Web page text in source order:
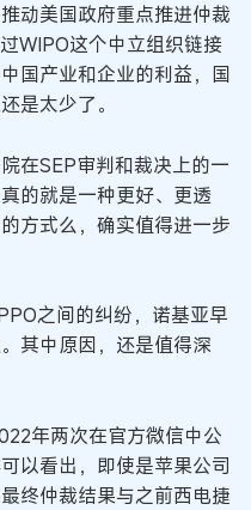
动美国政府重点推进仲裁
WIPO这个中立组织链接
国产业和企业的利益，国
是太少了。
在SEP审判和裁决上的一
的就是一种更好、更透
方式么，确实值得进一步
之间的纠纷，诺基亚早
其中原因，还是值得深
年两次在官方微信中公
以看出，即使是苹果公司
终仲裁结果与之前西电捷